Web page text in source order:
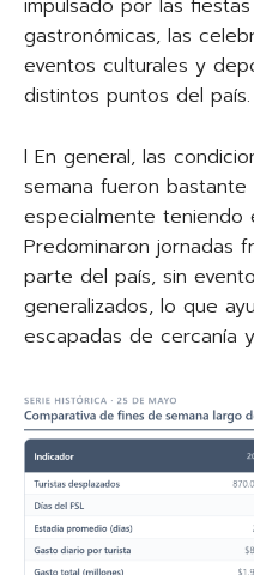
gastronómicas, las
eventos culturales y
distintos puntos del país.
l En general, las
semana fueron
especialmente
Predominaron jornadas
parte del país, sin
generalizados, lo que
escapadas de cercanía